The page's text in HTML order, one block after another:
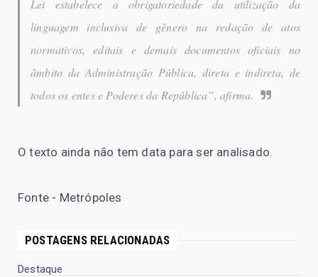
Lei estabelece a obrigatoriedade da utilização da
linguagem inclusiva de gênero na redação de atos
normativos, editais e demais documentos oficiais no
âmbito da Administração Pública, direta e indireta, de
todos os entes e Poderes da República”, afirma.
O texto ainda não tem data para ser analisado.
Fonte - Metrópoles
POSTAGENS RELACIONADAS
Destaque